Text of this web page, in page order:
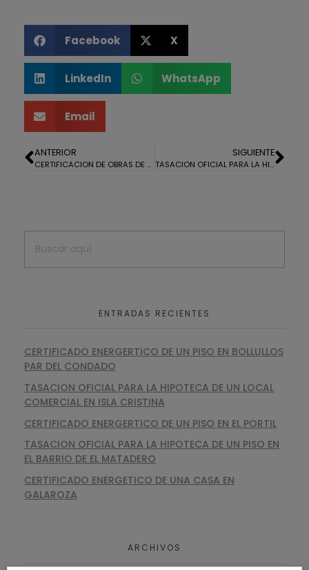
Facebook X
LinkedIn WhatsApp
Email
ANTERIOR
CERTIFICACION DE OBRAS DE UNA VIVIENDA EN CONSTRUCCIÓN EN BOLLULLOS PAR DEL CONDADO
SIGUIENTE
TASACION OFICIAL PARA LA HIPOTECA DE UNA NAVE INDUSTRIAL EN HUELVA
ENTRADAS RECIENTES
CERTIFICADO ENERGERTICO DE UN PISO EN BOLLULLOS
PAR DEL CONDADO
TASACION OFICIAL PARA LA HIPOTECA DE UN LOCAL
COMERCIAL EN ISLA CRISTINA
CERTIFICADO ENERGERTICO DE UN PISO EN EL PORTIL
TASACION OFICIAL PARA LA HIPOTECA DE UN PISO EN
EL BARRIO DE EL MATADERO
CERTIFICADO ENERGETICO DE UNA CASA EN
GALAROZA
ARCHIVOS